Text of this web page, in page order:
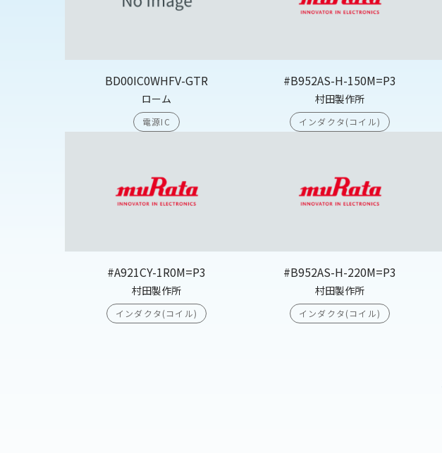
BD00IC0WHFV-GTR
ローム
電源IC
#B952AS-H-150M=P3
村田製作所
インダクタ(コイル)
#A921CY-1R0M=P3
村田製作所
インダクタ(コイル)
#B952AS-H-220M=P3
村田製作所
インダクタ(コイル)